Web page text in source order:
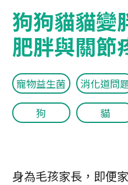
狗狗貓貓變
肥胖與關節
寵物益生菌 消化道問
狗
貓
身為毛孩家長，即便